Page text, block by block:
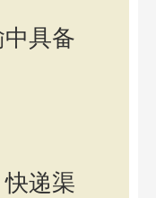
具备
快递渠